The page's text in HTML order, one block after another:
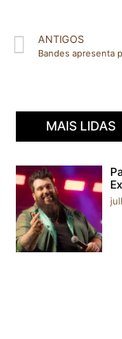
ANTIGOS
MAIS LIDAS